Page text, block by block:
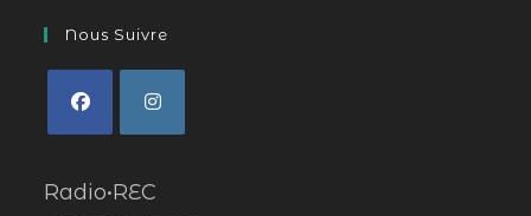
Nous Suivre
Radio•REC